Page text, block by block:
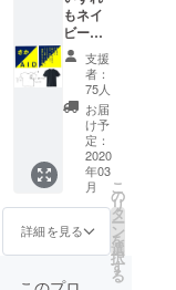
からの異常
気象を前に
（かさ上
げ）（移
転）（改
築）などを
真剣に考え
ておりま
す。
子どもたち
が笑って・
泣いて・ケ
もネイ
ビー
（濃
紺）で
す。 サ
イズは
１２０
から３L
までと
なりま
す。 ご
希望の
サイズ
を支援
時に備
考欄に
支援
者：
75人
お届
け予
定：
2020
年03
月
詳細を見る
こ
の
リ
タ
ー
ン
を
選
択
す
る